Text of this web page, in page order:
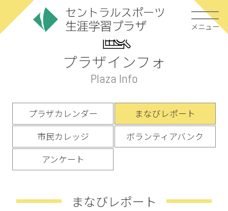
メニュー
プラザインフォ
Plaza Info
まなびレポート
プラザカレンダー
まなびレポート
市民カレッジ
ボランティアバンク
アンケート